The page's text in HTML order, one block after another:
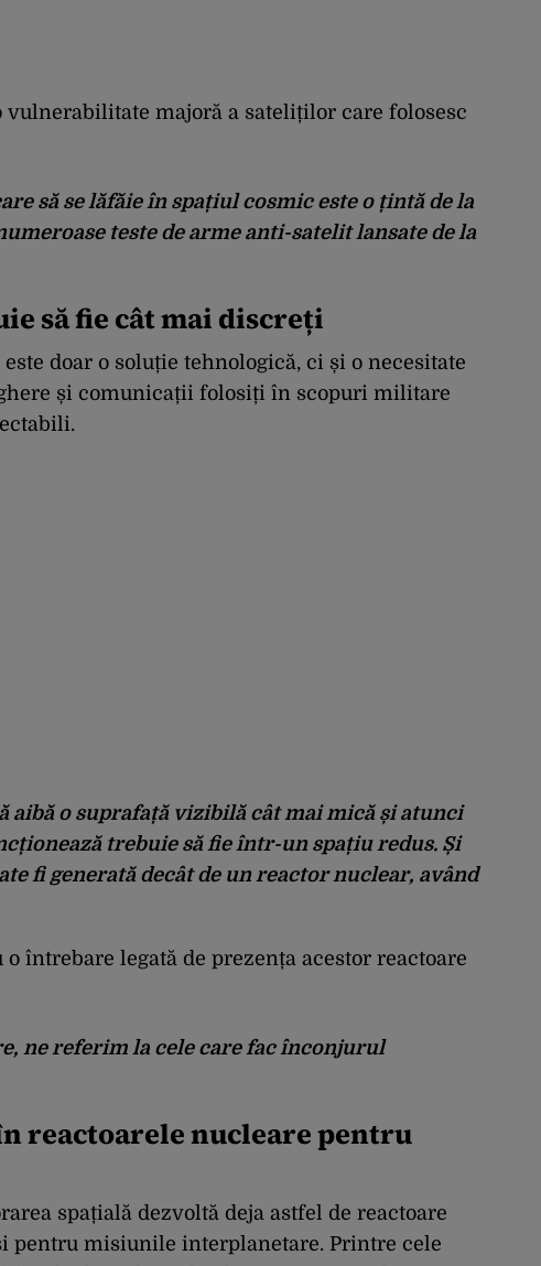
vulnerabilitate majoră a sateliților care folosesc
să se lăfăie în spațiul cosmic este o țintă de la
teste de arme anti-satelit lansate de la
să fie cât mai discreți
doar o soluție tehnologică, ci și o necesitate
și comunicații folosiți în scopuri militare
aibă o suprafață vizibilă cât mai mică și atunci
trebuie să fie într-un spațiu redus. Și
fi generată decât de un reactor nuclear, având
întrebare legată de prezența acestor reactoare
ne referim la cele care fac înconjurul
reactoarele nucleare pentru
spațială dezvoltă deja astfel de reactoare
pentru misiunile interplanetare. Printre cele